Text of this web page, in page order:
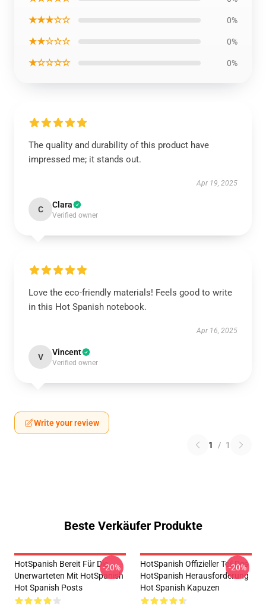
★★★☆☆ 0%
★★☆☆☆ 0%
★☆☆☆☆ 0%
The quality and durability of this product have
impressed me; it stands out.
Apr 19, 2025
C Clara
Verified owner
Love the eco-friendly materials! Feels good to write
in this Hot Spanish notebook.
Apr 16, 2025
V Vincent
Verified owner
Write your review
1 / 1
Beste Verkäufer Produkte
HotSpanish Bereit Für Die
Unerwarteten Mit HotSpanish
Hot Spanish Posts
-20%
HotSpanish Offizieller Teil Des
HotSpanish Herausforderung
Hot Spanish Kapuzen
-20%